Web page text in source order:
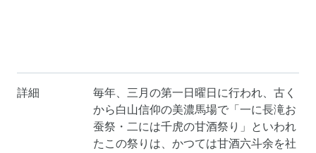
詳細
毎年、三月の第一日曜日に行われ、古く
から白山信仰の美濃馬場で「一に長滝お
蚕祭・二には千虎の甘酒祭り」といわれ
たこの祭りは、かつては甘酒六斗余を社